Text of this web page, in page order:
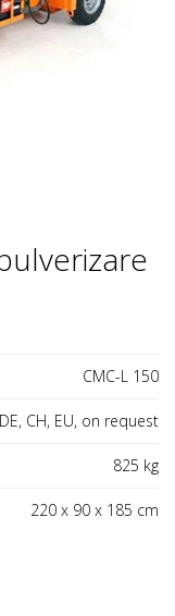
CMC-L 150
CH, EU, on request
825 kg
220 x 90 x 185 cm